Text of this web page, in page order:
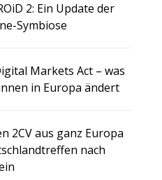
2: Ein Update der
Symbiose
Markets Act – was
in Europa ändert
2CV aus ganz Europa
nach